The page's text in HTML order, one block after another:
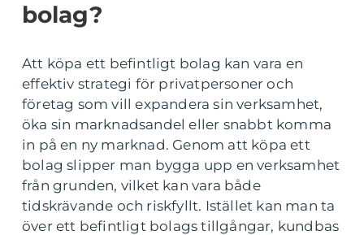
bolag?
Att köpa ett befintligt bolag kan vara en
effektiv strategi för privatpersoner och
företag som vill expandera sin verksamhet,
öka sin marknadsandel eller snabbt komma
in på en ny marknad. Genom att köpa ett
bolag slipper man bygga upp en verksamhet
från grunden, vilket kan vara både
tidskrävande och riskfyllt. Istället kan man ta
över ett befintligt bolags tillgångar, kundbas